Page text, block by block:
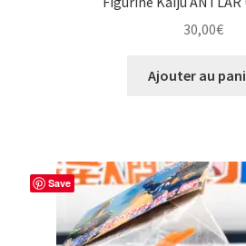
30,00€
Ajouter au
Save